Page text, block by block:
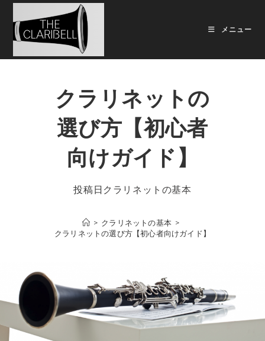
メニュー
クラリネットの
選び方【初心者
向けガイド】
投稿日 クラリネットの基本
> クラリネットの基本 >
クラリネットの選び方【初心者向けガイド】